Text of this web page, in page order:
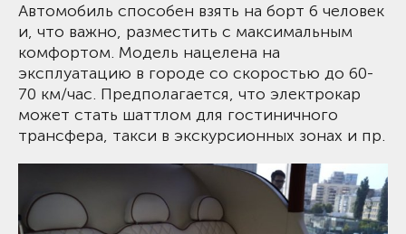
Автомобиль способен взять на борт 6 человек
и, что важно, разместить с максимальным
комфортом. Модель нацелена на
эксплуатацию в городе со скоростью до 60-
70 км/час. Предполагается, что электрокар
может стать шаттлом для гостиничного
трансфера, такси в экскурсионных зонах и пр.